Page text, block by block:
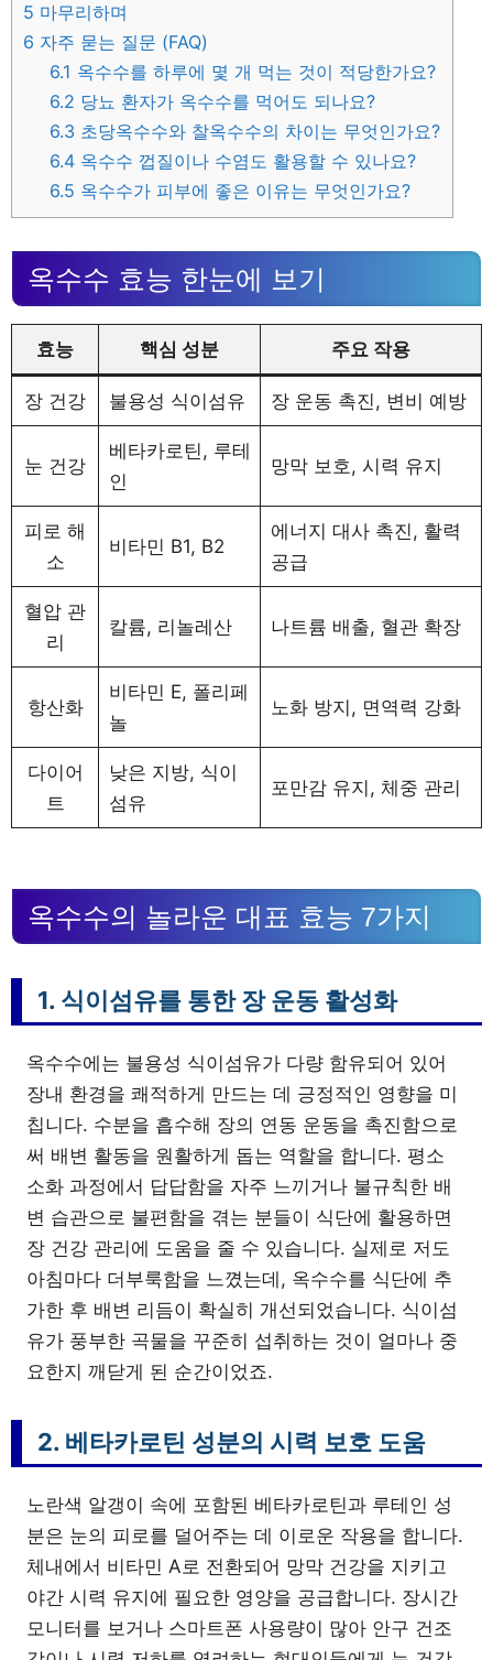
5 마무리하며
6 자주 묻는 질문 (FAQ)
6.1 옥수수를 하루에 몇 개 먹는 것이 적당한가요?
6.2 당뇨 환자가 옥수수를 먹어도 되나요?
6.3 초당옥수수와 찰옥수수의 차이는 무엇인가요?
6.4 옥수수 껍질이나 수염도 활용할 수 있나요?
6.5 옥수수가 피부에 좋은 이유는 무엇인가요?
옥수수 효능 한눈에 보기
효능 핵심 성분 주요 작용
장 건강 불용성 식이섬유 장 운동 촉진, 변비 예방
눈 건강
베타카로틴, 루테
인
망막 보호, 시력 유지
피로 해
소
비타민 B1, B2
에너지 대사 촉진, 활력
공급
혈압 관
리
칼륨, 리놀레산 나트륨 배출, 혈관 확장
항산화
비타민 E, 폴리페
놀
노화 방지, 면역력 강화
다이어
트
낮은 지방, 식이
섬유
포만감 유지, 체중 관리
옥수수의 놀라운 대표 효능 7가지
1. 식이섬유를 통한 장 운동 활성화
옥수수에는 불용성 식이섬유가 다량 함유되어 있어
장내 환경을 쾌적하게 만드는 데 긍정적인 영향을 미
칩니다. 수분을 흡수해 장의 연동 운동을 촉진함으로
써 배변 활동을 원활하게 돕는 역할을 합니다. 평소
소화 과정에서 답답함을 자주 느끼거나 불규칙한 배
변 습관으로 불편함을 겪는 분들이 식단에 활용하면
장 건강 관리에 도움을 줄 수 있습니다. 실제로 저도
아침마다 더부룩함을 느꼈는데, 옥수수를 식단에 추
가한 후 배변 리듬이 확실히 개선되었습니다. 식이섬
유가 풍부한 곡물을 꾸준히 섭취하는 것이 얼마나 중
요한지 깨닫게 된 순간이었죠.
2. 베타카로틴 성분의 시력 보호 도움
노란색 알갱이 속에 포함된 베타카로틴과 루테인 성
분은 눈의 피로를 덜어주는 데 이로운 작용을 합니다.
체내에서 비타민 A로 전환되어 망막 건강을 지키고
야간 시력 유지에 필요한 영양을 공급합니다. 장시간
모니터를 보거나 스마트폰 사용량이 많아 안구 건조